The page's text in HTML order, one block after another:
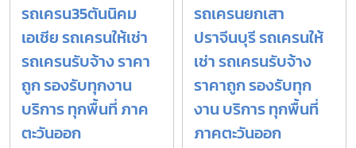
รถเครน35ตันนิคม
เอเชีย รถเครนให้เช่า
รถเครนรับจ้าง ราคา
ถูก รองรับทุกงาน
บริการ ทุกพื้นที่ ภาค
ตะวันออก
รถเครนยกเสา
ปราจีนบุรี รถเครนให้
เช่า รถเครนรับจ้าง
ราคาถูก รองรับทุก
งาน บริการ ทุกพื้นที่
ภาคตะวันออก